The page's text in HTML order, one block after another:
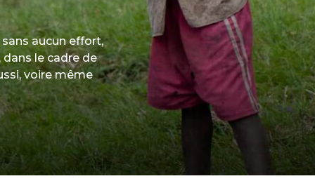
en contact avec
de la
soutenez
aucun effort,
le cadre de
voire même